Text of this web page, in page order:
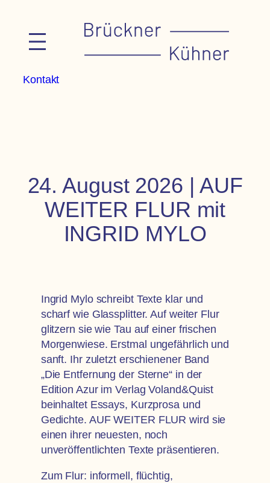
springen
Kontakt
24. August 2026 | AUF
WEITER FLUR mit
INGRID MYLO
Ingrid Mylo schreibt Texte klar und
scharf wie Glassplitter. Auf weiter Flur
glitzern sie wie Tau auf einer frischen
Morgenwiese. Erstmal ungefährlich und
sanft. Ihr zuletzt erschienener Band
„Die Entfernung der Sterne“ in der
Edition Azur im Verlag Voland&Quist
beinhaltet Essays, Kurzprosa und
Gedichte. AUF WEITER FLUR wird sie
einen ihrer neuesten, noch
unveröffentlichten Texte präsentieren.
Zum Flur: informell, flüchtig,